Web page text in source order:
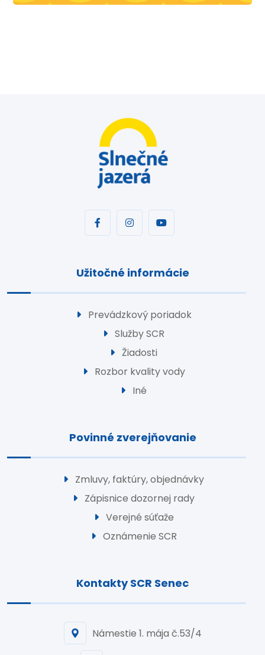
Užitočné informácie
Prevádzkový poriadok
Služby SCR
Žiadosti
Rozbor kvality vody
Iné
Povinné zverejňovanie
Zmluvy, faktúry, objednávky
Zápisnice dozornej rady
Verejné súťaže
Oznámenie SCR
Kontakty SCR Senec
Námestie 1. mája č.53/4